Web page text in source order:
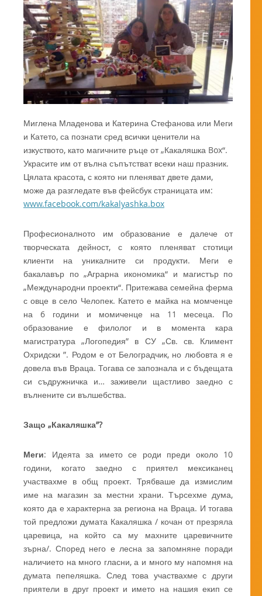
Миглена Младенова и Катерина Стефанова или Меги
и Катето, са познати сред всички ценители на
изкуството, като магичните ръце от „Какаляшка Box“.
Украсите им от вълна съпътстват всеки наш празник.
Цялата красота, с която ни пленяват двете дами,
може да разгледате във фейсбук страницата им:
www.facebook.com/kakalyashka.box
Професионалното им образование е далече от
творческата дейност, с която пленяват стотици
клиенти на уникалните си продукти. Меги е
бакалавър по „Аграрна икономика“ и магистър по
„Международни проекти“. Притежава семейна ферма
с овце в село Челопек. Катето е майка на момченце
на 6 години и момиченце на 11 месеца. По
образование е филолог и в момента кара
магистратура „Логопедия” в СУ „Св. св. Климент
Охридски ”. Родом е от Белоградчик, но любовта я е
довела във Враца. Тогава се запознала и с бъдещата
си съдружничка и… заживели щастливо заедно с
вълнените си вълшебства.
Защо „Какаляшка”?
Меги: Идеята за името се роди преди около 10
години, когато заедно с приятел мексиканец
участвахме в общ проект. Трябваше да измислим
име на магазин за местни храни. Търсехме дума,
която да е характерна за региона на Враца. И тогава
той предложи думата Какаляшка / кочан от презряла
царевица, на който са му махните царевичните
зърна/. Според него е лесна за запомняне поради
наличието на много гласни, а и много му напомня на
думата пепеляшка. След това участвахме с други
приятели в друг проект и името на нашия екип се